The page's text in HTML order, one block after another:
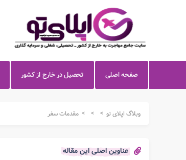
صفحه اصلی تحصیل در خارج از کشور
وبلاگ اپلای تو >
>
> مقدمات سفر
عناوین اصلی این مقاله